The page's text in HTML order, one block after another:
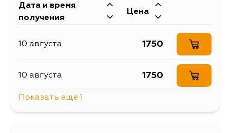
Дата и время
получения
Цена
10 августа 1750
10 августа 1750
Показать еще 1